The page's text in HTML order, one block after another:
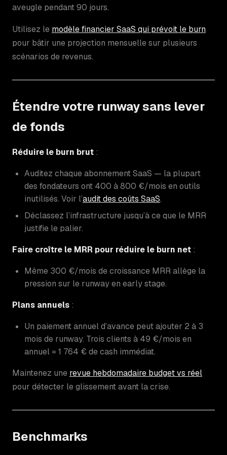
aveugle pendant 90 jours.
Utilisez le modèle financier SaaS qui prévoit le burn
pour bâtir une projection mensuelle sur plusieurs
scénarios de revenus.
Étendre votre runway sans lever
de fonds
Réduire le burn brut :
Auditez chaque abonnement SaaS — la plupart
des fondateurs ont 400 à 800 €/mois en outils
inutilisés. Voir l’audit des coûts SaaS.
Déclassez l’infrastructure jusqu’à ce que le MRR
justifie le palier.
Faire croître le MRR pour réduire le burn net :
Même 300 €/mois de croissance MRR allège la
pression sur le runway en early stage.
Plans annuels :
Un paiement annuel d’avance peut ajouter 2 à 3
mois de runway. Trois clients à 49 €/mois en
annuel = 1 764 € de cash immédiat.
Maintenez une revue hebdomadaire budget vs réel
pour détecter le glissement avant la crise.
Benchmarks